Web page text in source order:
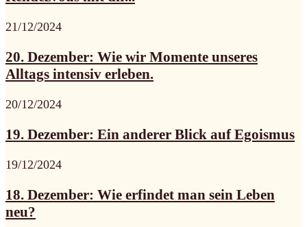
21/12/2024
20. Dezember: Wie wir Momente unseres
Alltags intensiv erleben.
20/12/2024
19. Dezember: Ein anderer Blick auf Egoismus
19/12/2024
18. Dezember: Wie erfindet man sein Leben
neu?